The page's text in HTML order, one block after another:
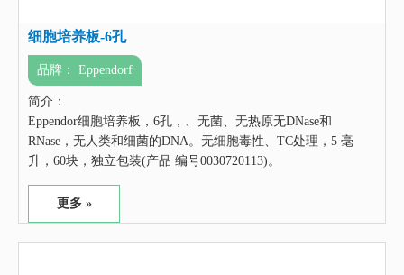
细胞培养板-6孔
品牌： Eppendorf
简介：
Eppendor细胞培养板，6孔，、无菌、无热原无DNase和
RNase，无人类和细菌的DNA。无细胞毒性、TC处理，5 毫
升，60块，独立包装(产品 编号0030720113)。
更多 »